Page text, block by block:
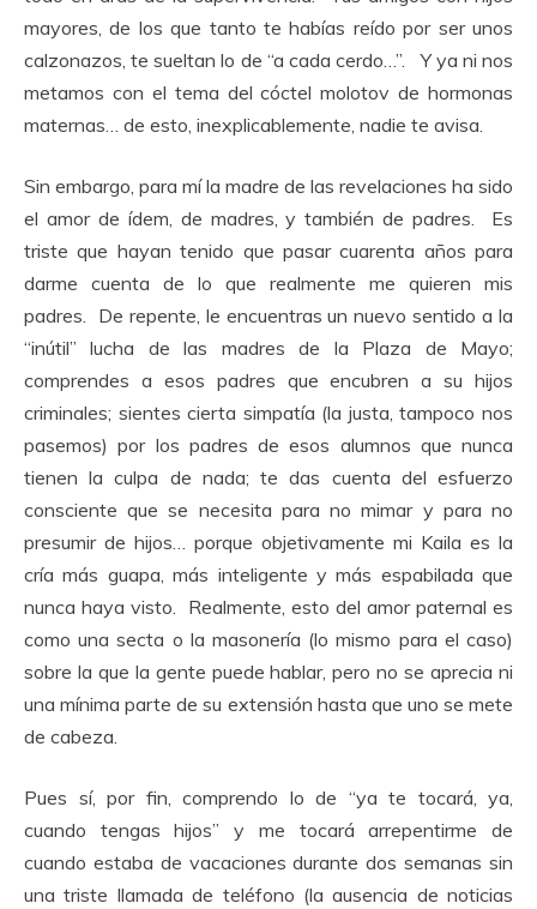
mayores, de los que tanto te habías reído por ser unos
calzonazos, te sueltan lo de “a cada cerdo…”. Y ya ni nos
metamos con el tema del cóctel molotov de hormonas
maternas… de esto, inexplicablemente, nadie te avisa.
Sin embargo, para mí la madre de las revelaciones ha sido
el amor de ídem, de madres, y también de padres. Es
triste que hayan tenido que pasar cuarenta años para
darme cuenta de lo que realmente me quieren mis
padres. De repente, le encuentras un nuevo sentido a la
“inútil” lucha de las madres de la Plaza de Mayo;
comprendes a esos padres que encubren a su hijos
criminales; sientes cierta simpatía (la justa, tampoco nos
pasemos) por los padres de esos alumnos que nunca
tienen la culpa de nada; te das cuenta del esfuerzo
consciente que se necesita para no mimar y para no
presumir de hijos… porque objetivamente mi Kaila es la
cría más guapa, más inteligente y más espabilada que
nunca haya visto. Realmente, esto del amor paternal es
como una secta o la masonería (lo mismo para el caso)
sobre la que la gente puede hablar, pero no se aprecia ni
una mínima parte de su extensión hasta que uno se mete
de cabeza.
Pues sí, por fin, comprendo lo de “ya te tocará, ya,
cuando tengas hijos” y me tocará arrepentirme de
cuando estaba de vacaciones durante dos semanas sin
una triste llamada de teléfono (la ausencia de noticias